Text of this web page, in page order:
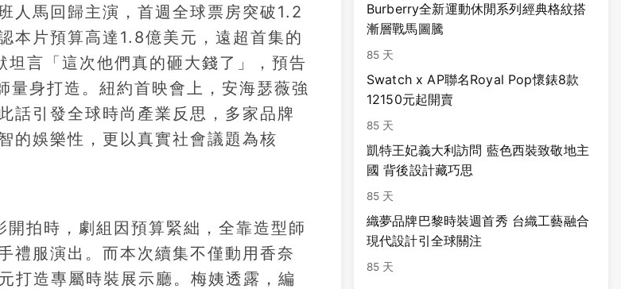
人馬回歸主演，首週全球票房突破1.2
本片預算高達1.8億美元，遠超首集的
言「這次他們真的砸大錢了」，預告
量身打造。紐約首映會上，安海瑟薇強
話引發全球時尚產業反思，多家品牌
的娛樂性，更以真實社會議題為核
拍時，劇組因預算緊絀，全靠造型師
禮服演出。而本次續集不僅動用香奈
打造專屬時裝展示廳。梅姨透露，編
Burberry全新運動休閒系列經典格紋搭
漸層戰馬圖騰
85 天
Swatch x AP聯名Royal Pop懷錶8款
12150元起開賣
85 天
凱特王妃義大利訪問 藍色西裝致敬地主
國 背後設計藏巧思
85 天
織夢品牌巴黎時裝週首秀 台織工藝融合
現代設計引全球關注
85 天